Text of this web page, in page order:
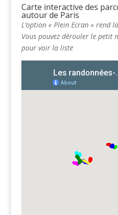
Carte interactive des
autour de Paris
L’option « Plein Ecran » rend
Vous pouvez dérouler le petit
pour voir la liste